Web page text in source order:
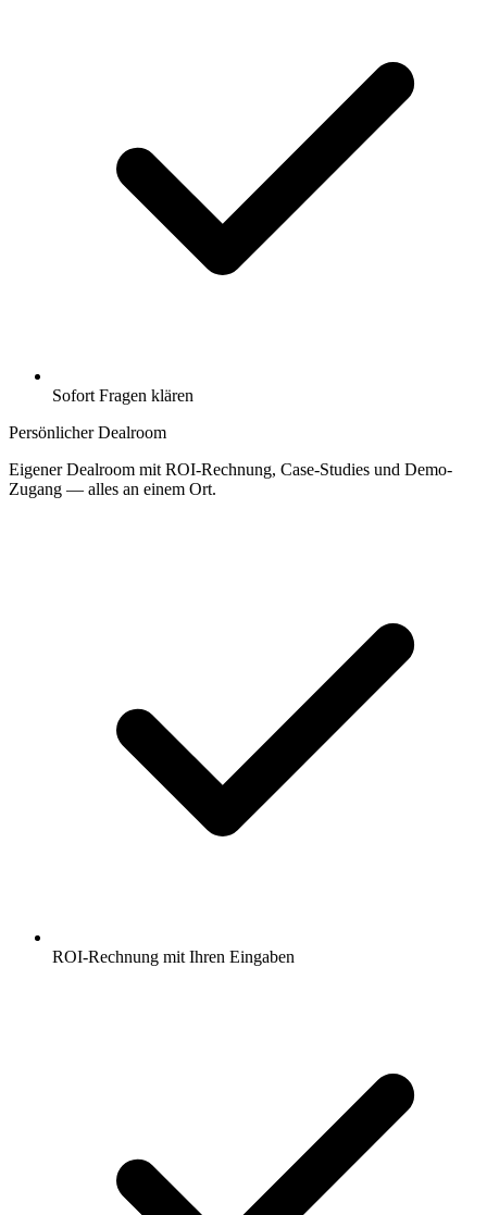
Sofort Fragen klären
Persönlicher Dealroom
Eigener Dealroom mit ROI-Rechnung, Case-Studies und Demo-
Zugang — alles an einem Ort.
ROI-Rechnung mit Ihren Eingaben